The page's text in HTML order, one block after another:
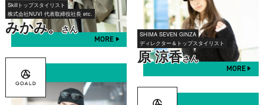
Skillトップスタイリスト
株式会社NUVI 代表取締役社長 etc.
みかみ。さん
MORE
SHIMA SEVEN GINZA
ディレクター＆トップスタイリスト
原 涼香さん
MORE